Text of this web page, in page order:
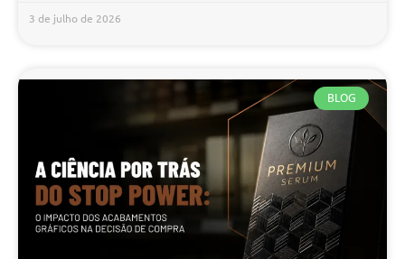
3 de julho de 2026
BLOG